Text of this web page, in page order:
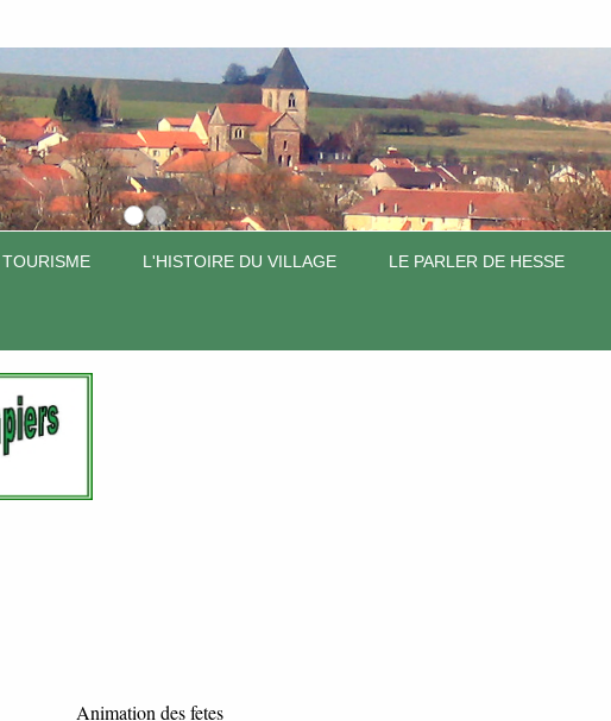
TOURISME L'HISTOIRE DU VILLAGE LE PARLER DE HESSE
Animation des fetes